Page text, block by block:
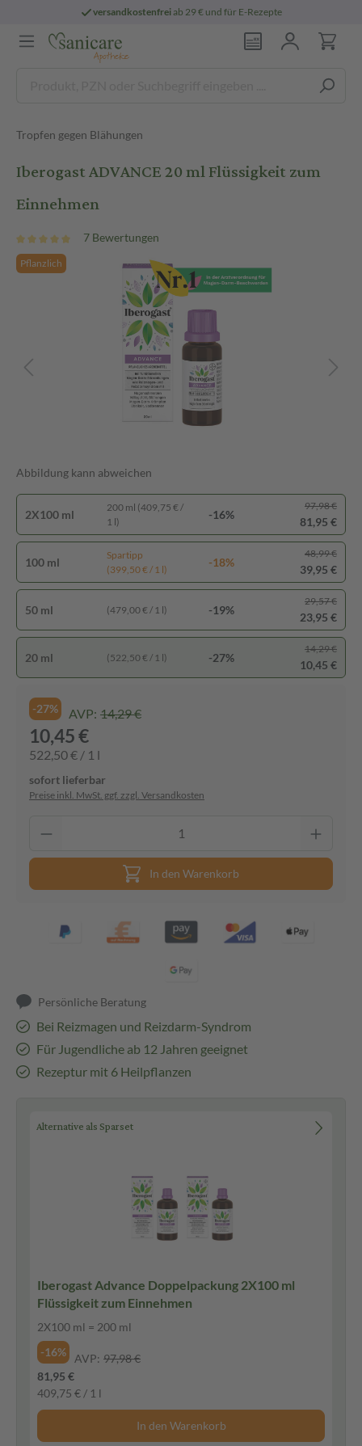
versandkostenfreiab 29 € und für E-Rezepte
Tropfen gegen Blähungen
Iberogast ADVANCE 20 ml Flüssigkeit zum
Einnehmen
7 Bewertungen
Pflanzlich
Abbildung kann abweichen
2X100 ml
200 ml (409,75 € /
1 l)
-16%
97,98 €
81,95 €
100 ml
Spartipp
(399,50 € / 1 l)
-18%
48,99 €
39,95 €
50 ml (479,00 € / 1 l) -19%
29,57 €
23,95 €
20 ml (522,50 € / 1 l) -27%
14,29 €
10,45 €
-27% AVP: 14,29 €
10,45 €
522,50 € / 1 l
sofort lieferbar
Preise inkl. MwSt. ggf. zzgl. Versandkosten
In den Warenkorb
Persönliche Beratung
Bei Reizmagen und Reizdarm-Syndrom
Für Jugendliche ab 12 Jahren geeignet
Rezeptur mit 6 Heilpflanzen
Alternative als Sparset
Iberogast Advance Doppelpackung 2X100 ml
Flüssigkeit zum Einnehmen
2X100 ml = 200 ml
-16%
AVP: 97,98 €
81,95 €
409,75 € / 1 l
In den Warenkorb